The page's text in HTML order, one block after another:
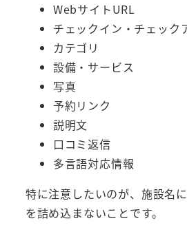
WebサイトURL
チェックイン・チェック
カテゴリ
設備・サービス
写真
予約リンク
説明文
口コミ返信
多言語対応情報
特に注意したいのが、施設名
を詰め込まないことです。